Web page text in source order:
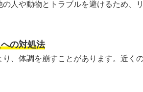
の人や動物とトラブルを避けるため、
の対処法
り、体調を崩すことがあります。近く